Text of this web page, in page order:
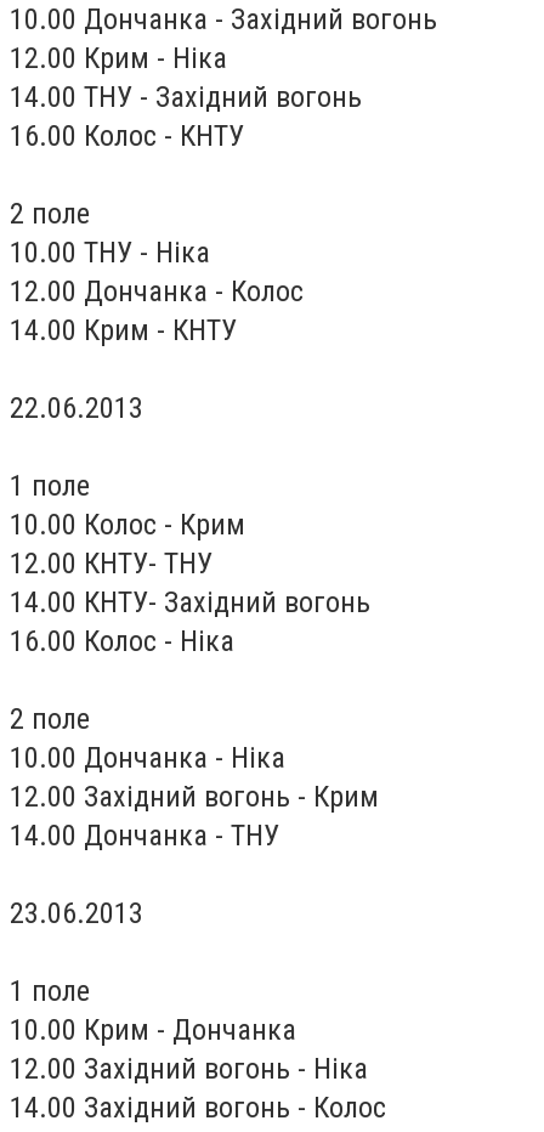
10.00 Дончанка - Західний вогонь
12.00 Крим - Ніка
14.00 ТНУ - Західний вогонь
16.00 Колос - КНТУ
2 поле
10.00 ТНУ - Ніка
12.00 Дончанка - Колос
14.00 Крим - КНТУ
22.06.2013
1 поле
10.00 Колос - Крим
12.00 КНТУ- ТНУ
14.00 КНТУ- Західний вогонь
16.00 Колос - Ніка
2 поле
10.00 Дончанка - Ніка
12.00 Західний вогонь - Крим
14.00 Дончанка - ТНУ
23.06.2013
1 поле
10.00 Крим - Дончанка
12.00 Західний вогонь - Ніка
14.00 Західний вогонь - Колос